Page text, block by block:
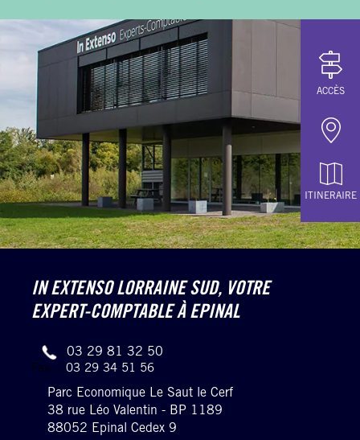
ACCÈS
ITINERAIRE
IN EXTENSO LORRAINE SUD, VOTRE
EXPERT-COMPTABLE À EPINAL
03 29 81 32 50
Fax. : 03 29 34 51 56
Parc Economique Le Saut le Cerf
38 rue Léo Valentin - BP 1189
88052 Epinal Cedex 9